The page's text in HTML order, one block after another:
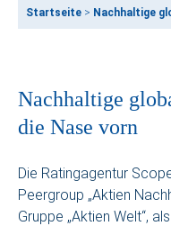
Startseite > Nachhaltige
Nachhaltige
die Nase vorn
Die Ratingagentur
Peergroup „Aktien
Gruppe „Aktien Welt“,